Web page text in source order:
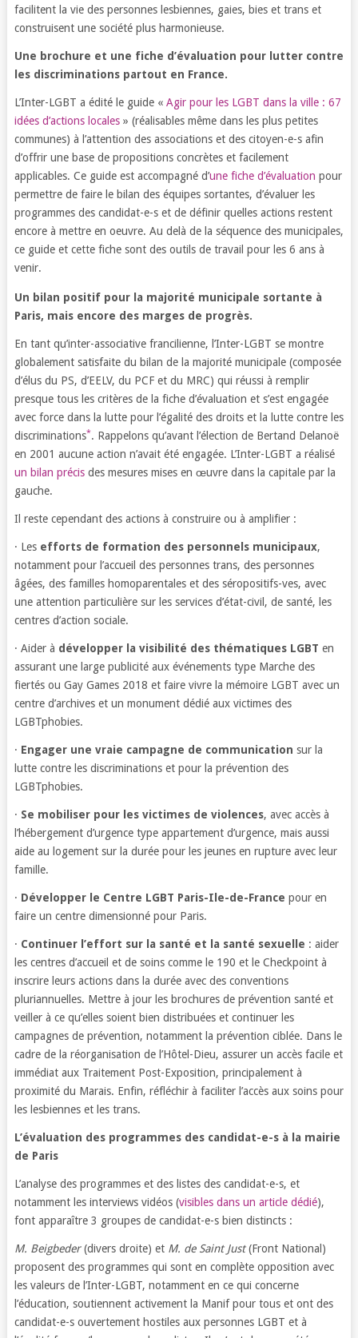
facilitent la vie des personnes lesbiennes, gaies, bies et trans et
construisent une société plus harmonieuse.
Une brochure et une fiche d’évaluation pour lutter contre
les discriminations partout en France.
L’Inter-LGBT a édité le guide « Agir pour les LGBT dans la ville : 67
idées d’actions locales» (réalisables même dans les plus petites
communes) à l’attention des associations et des citoyen-e-s afin
d’offrir une base de propositions concrètes et facilement
applicables. Ce guide est accompagné d’une fiche d’évaluation pour
permettre de faire le bilan des équipes sortantes, d’évaluer les
programmes des candidat-e-s et de définir quelles actions restent
encore à mettre en oeuvre. Au delà de la séquence des municipales,
ce guide et cette fiche sont des outils de travail pour les 6 ans à
venir.
Un bilan positif pour la majorité municipale sortante à
Paris, mais encore des marges de progrès.
En tant qu’inter-associative francilienne, l’Inter-LGBT se montre
globalement satisfaite du bilan de la majorité municipale (composée
d’élus du PS, d’EELV, du PCF et du MRC) qui réussi à remplir
presque tous les critères de la fiche d’évaluation et s’est engagée
avec force dans la lutte pour l’égalité des droits et la lutte contre les
discriminations*. Rappelons qu’avant l’élection de Bertand Delanoë
en 2001 aucune action n’avait été engagée. L’Inter-LGBT a réalisé
un bilan précisdes mesures mises en œuvre dans la capitale par la
gauche.
Il reste cependant des actions à construire ou à amplifier :
· Les efforts de formation des personnels municipaux,
notamment pour l’accueil des personnes trans, des personnes
âgées, des familles homoparentales et des séropositifs-ves, avec
une attention particulière sur les services d’état-civil, de santé, les
centres d’action sociale.
· Aider à développer la visibilité des thématiques LGBT en
assurant une large publicité aux événements type Marche des
fiertés ou Gay Games 2018 et faire vivre la mémoire LGBT avec un
centre d’archives et un monument dédié aux victimes des
LGBTphobies.
· Engager une vraie campagne de communication sur la
lutte contre les discriminations et pour la prévention des
LGBTphobies.
· Se mobiliser pour les victimes de violences, avec accès à
l’hébergement d’urgence type appartement d’urgence, mais aussi
aide au logement sur la durée pour les jeunes en rupture avec leur
famille.
· Développer le Centre LGBT Paris-Ile-de-France pour en
faire un centre dimensionné pour Paris.
· Continuer l’effort sur la santé et la santé sexuelle : aider
les centres d’accueil et de soins comme le 190 et le Checkpoint à
inscrire leurs actions dans la durée avec des conventions
pluriannuelles. Mettre à jour les brochures de prévention santé et
veiller à ce qu’elles soient bien distribuées et continuer les
campagnes de prévention, notamment la prévention ciblée. Dans le
cadre de la réorganisation de l’Hôtel-Dieu, assurer un accès facile et
immédiat aux Traitement Post-Exposition, principalement à
proximité du Marais. Enfin, réfléchir à faciliter l’accès aux soins pour
les lesbiennes et les trans.
L’évaluation des programmes des candidat-e-s à la mairie
de Paris
L’analyse des programmes et des listes des candidat-e-s, et
notamment les interviews vidéos (visibles dans un article dédié),
font apparaître 3 groupes de candidat-e-s bien distincts :
M. Beigbeder(divers droite) etM. de Saint Just(Front National)
proposent des programmes qui sont en complète opposition avec
les valeurs de l’Inter-LGBT, notamment en ce qui concerne
l’éducation, soutiennent activement la Manif pour tous et ont des
candidat-e-s ouvertement hostiles aux personnes LGBT et à